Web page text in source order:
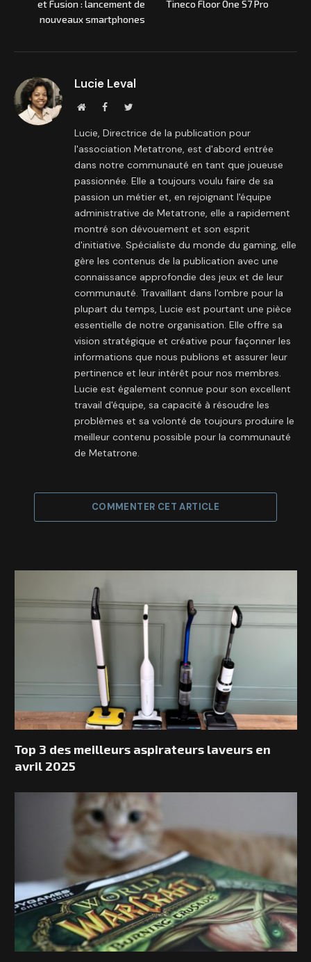
et Fusion : lancement de
nouveaux smartphones
Tineco Floor One S7 Pro
Lucie Leval
Site
FacebookTwitter
Lucie, Directrice de la publication pour
l'association Metatrone, est d'abord entrée
dans notre communauté en tant que joueuse
passionnée. Elle a toujours voulu faire de sa
passion un métier et, en rejoignant l'équipe
administrative de Metatrone, elle a rapidement
montré son dévouement et son esprit
d'initiative. Spécialiste du monde du gaming, elle
gère les contenus de la publication avec une
connaissance approfondie des jeux et de leur
communauté. Travaillant dans l'ombre pour la
plupart du temps, Lucie est pourtant une pièce
essentielle de notre organisation. Elle offre sa
vision stratégique et créative pour façonner les
informations que nous publions et assurer leur
pertinence et leur intérêt pour nos membres.
Lucie est également connue pour son excellent
travail d'équipe, sa capacité à résoudre les
problèmes et sa volonté de toujours produire le
meilleur contenu possible pour la communauté
de Metatrone.
COMMENTER CET ARTICLE
Top 3 des meilleurs aspirateurs laveurs en
avril 2025